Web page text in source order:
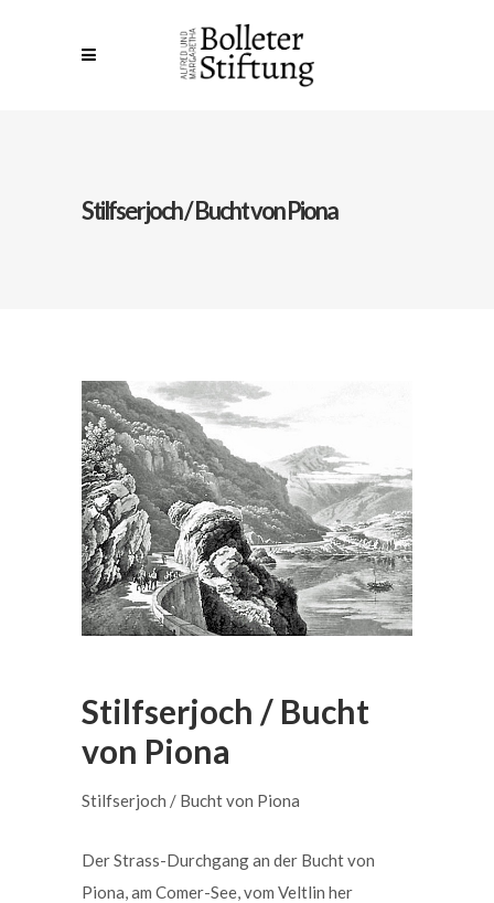
Stilfserjoch / Bucht von Piona
Stilfserjoch / Bucht
von Piona
Stilfserjoch / Bucht von Piona
Der Strass-Durchgang an der Bucht von
Piona, am Comer-See, vom Veltlin her